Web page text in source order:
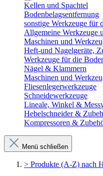
Kellen und Spachtel
Bodenbelagsentfernung
sonstige Werkzeuge für
Allgemeine Werkzeuge
Maschinen und
Heft-und Nagelgeräte,
Werkzeuge für die
Nägel & Klammern
Maschinen und
Fliesenlegerwerkzeuge
Schneidewerkzeuge
Lineale, Winkel &
Hebelschneider &
Kompressoren &
Menü schließen
> Produkte (A-Z) nach